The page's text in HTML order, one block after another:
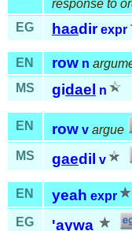
response to
EG
haadir expr
EN row n
MS
gidael n
EN row v argue
MS
gaedil v
EN yeah expr
EG
'aywa